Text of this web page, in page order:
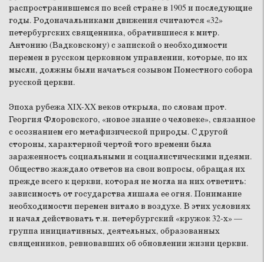
распространившемся по всей стране в 1905 и последующие
годы. Родоначальниками движения считаются «32»
петербургских священника, обратившиеся к митр.
Антонию (Вадковскому) с запиской о необходимости
перемен в русском церковном управлении, которые, по их
мысли, должны были начаться созывом Поместного собора
русской церкви.
Эпоха рубежа XIX-XX веков открыла, по словам прот.
Георгия Флоровского, «новое знание о человеке», связанное
с осознанием его метафизической природы. С другой
стороны, характерной чертой того времени была
зараженность социальными и социалистическими идеями.
Общество жаждало ответов на свои вопросы, обращая их
прежде всего к церкви, которая не могла на них ответить:
зависимость от государства лишала ее огня. Понимание
необходимости перемен витало в воздухе. В этих условиях
и начал действовать т.н. петербургский «кружок 32-х» —
группа инициативных, деятельных, образованных
священников, ревновавших об обновлении жизни церкви.